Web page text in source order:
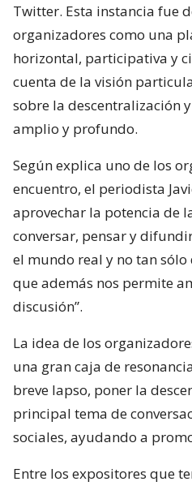
Twitter. Esta instancia fue
organizadores como una
horizontal, participativa y
cuenta de la visión
sobre la descentralización
amplio y profundo.
Según explica uno de los
encuentro, el periodista
aprovechar la potencia de
conversar, pensar y
el mundo real y no tan
que además nos permite
discusión”.
La idea de los
una gran caja de
breve lapso, poner la
principal tema de
sociales, ayudando a
Entre los expositores que